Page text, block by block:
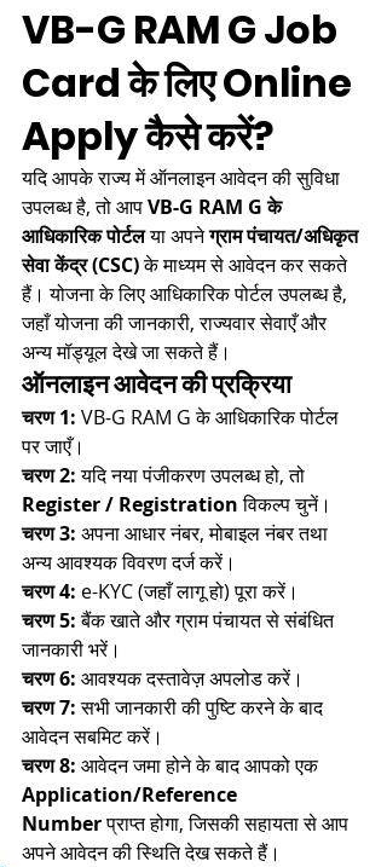
VB-G RAM G Job
Card के लिए Online
Apply कैसे करें?
यदि आपके राज्य में ऑनलाइन आवेदन की सुविधा
उपलब्ध है, तो आप VB-G RAM G के
आधिकारिक पोर्टल या अपने ग्राम पंचायत/अधिकृत
सेवा केंद्र (CSC) के माध्यम से आवेदन कर सकते
हैं। योजना के लिए आधिकारिक पोर्टल उपलब्ध है,
जहाँ योजना की जानकारी, राज्यवार सेवाएँ और
अन्य मॉड्यूल देखे जा सकते हैं।
ऑनलाइन आवेदन की प्रक्रिया
चरण 1: VB-G RAM G के आधिकारिक पोर्टल
पर जाएँ।
चरण 2: यदि नया पंजीकरण उपलब्ध हो, तो
Register / Registration विकल्प चुनें।
चरण 3: अपना आधार नंबर, मोबाइल नंबर तथा
अन्य आवश्यक विवरण दर्ज करें।
चरण 4: e-KYC (जहाँ लागू हो) पूरा करें।
चरण 5: बैंक खाते और ग्राम पंचायत से संबंधित
जानकारी भरें।
चरण 6: आवश्यक दस्तावेज़ अपलोड करें।
चरण 7: सभी जानकारी की पुष्टि करने के बाद
आवेदन सबमिट करें।
चरण 8: आवेदन जमा होने के बाद आपको एक
Application/Reference
Number प्राप्त होगा, जिसकी सहायता से आप
अपने आवेदन की स्थिति देख सकते हैं।